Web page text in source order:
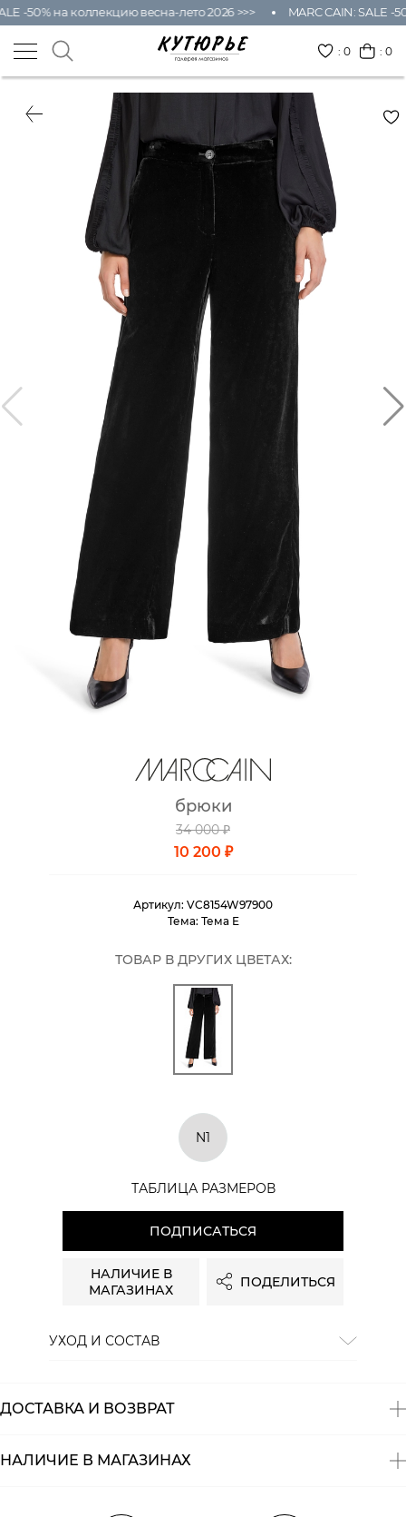
-50% на коллекцию весна-лето 2026 >>> MARC CAIN: SALE -
:0 : 0
брюки
34 000 ₽
10 200 ₽
Артикул: VC8154W97900
Тема: Тема E
ТОВАР В ДРУГИХ ЦВЕТАХ:
N1
ТАБЛИЦА РАЗМЕРОВ
ПОДПИСАТЬСЯ
НАЛИЧИЕ В
МАГАЗИНАХ
ПОДЕЛИТЬСЯ
УХОД И СОСТАВ
ДОСТАВКА И ВОЗВРАТ
НАЛИЧИЕ В МАГАЗИНАХ